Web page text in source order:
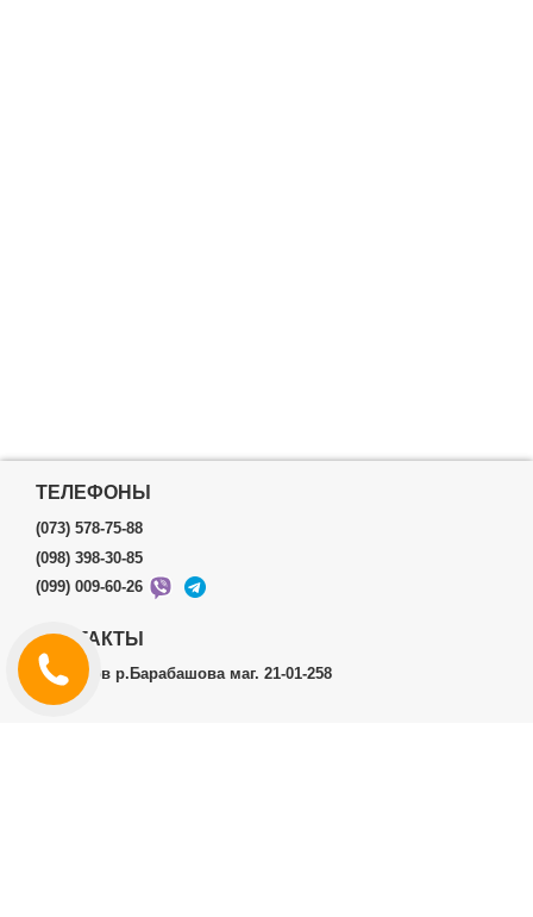
ТЕЛЕФОНЫ
(073) 578-75-88
(098) 398-30-85
(099) 009-60-26
КОНТАКТЫ
г.Харьков р.Барабашова маг. 21-01-258